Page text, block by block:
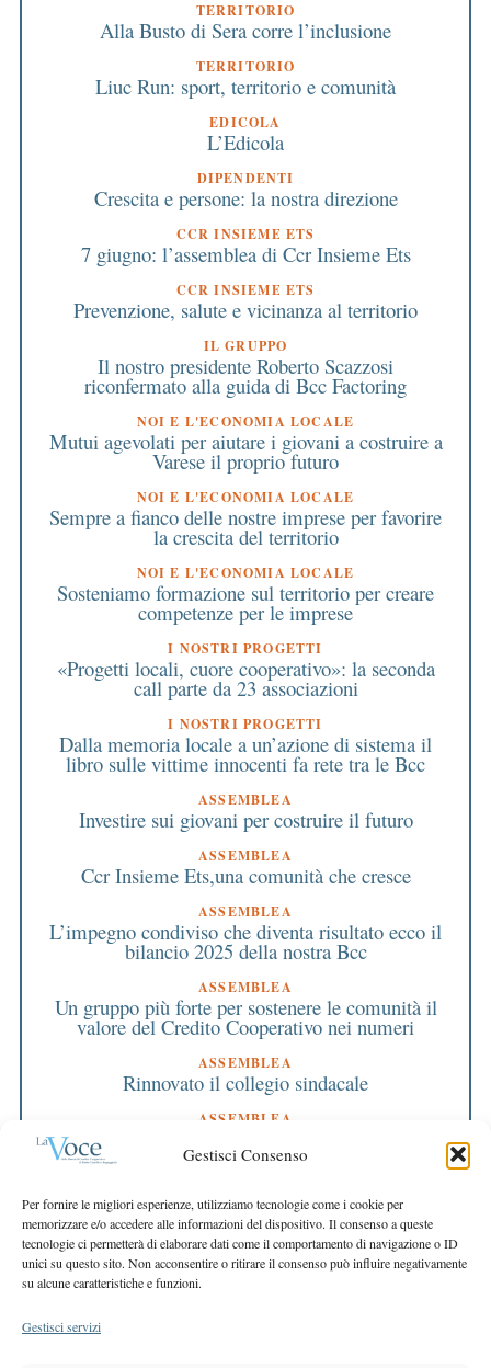
Gestisci Consenso
Per fornire le migliori esperienze, utilizziamo tecnologie come i cookie per
memorizzare e/o accedere alle informazioni del dispositivo. Il consenso a queste
tecnologie ci permetterà di elaborare dati come il comportamento di navigazione o ID
unici su questo sito. Non acconsentire o ritirare il consenso può influire negativamente
su alcune caratteristiche e funzioni.
Gestisci servizi
TERRITORIO
Alla Busto di Sera corre l’inclusione
TERRITORIO
Liuc Run: sport, territorio e comunità
EDICOLA
L’Edicola
DIPENDENTI
Crescita e persone: la nostra direzione
CCR INSIEME ETS
7 giugno: l’assemblea di Ccr Insieme Ets
CCR INSIEME ETS
Prevenzione, salute e vicinanza al territorio
IL GRUPPO
Il nostro presidente Roberto Scazzosi
riconfermato alla guida di Bcc Factoring
NOI E L'ECONOMIA LOCALE
Mutui agevolati per aiutare i giovani a costruire a
Varese il proprio futuro
NOI E L'ECONOMIA LOCALE
Sempre a fianco delle nostre imprese per favorire
la crescita del territorio
NOI E L'ECONOMIA LOCALE
Sosteniamo formazione sul territorio per creare
competenze per le imprese
I NOSTRI PROGETTI
«Progetti locali, cuore cooperativo»: la seconda
call parte da 23 associazioni
I NOSTRI PROGETTI
Dalla memoria locale a un’azione di sistema il
libro sulle vittime innocenti fa rete tra le Bcc
ASSEMBLEA
Investire sui giovani per costruire il futuro
ASSEMBLEA
Ccr Insieme Ets,una comunità che cresce
ASSEMBLEA
L’impegno condiviso che diventa risultato ecco il
bilancio 2025 della nostra Bcc
ASSEMBLEA
Un gruppo più forte per sostenere le comunità il
valore del Credito Cooperativo nei numeri
ASSEMBLEA
Rinnovato il collegio sindacale
ASSEMBLEA
Bilancio approvato all’unanimità e 2 milioni
destinati al territorio
EDITORIALE DIRETTORE
Crescere restando riconoscibili
EDITORIALE PRESIDENTE
Costruire futuro insieme